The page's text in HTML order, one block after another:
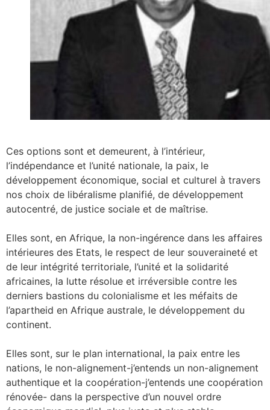
Ces options sont et demeurent, à l’intérieur,
l’indépendance et l’unité nationale, la paix, le
développement économique, social et culturel à travers
nos choix de libéralisme planifié, de développement
autocentré, de justice sociale et de maîtrise.
Elles sont, en Afrique, la non-ingérence dans les affaires
intérieures des Etats, le respect de leur souveraineté et
de leur intégrité territoriale, l’unité et la solidarité
africaines, la lutte résolue et irréversible contre les
derniers bastions du colonialisme et les méfaits de
l’apartheid en Afrique australe, le développement du
continent.
Elles sont, sur le plan international, la paix entre les
nations, le non-alignement-j’entends un non-alignement
authentique et la coopération-j’entends une coopération
rénovée- dans la perspective d’un nouvel ordre